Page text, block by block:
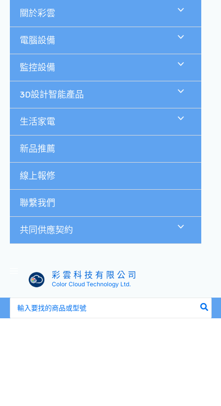
關於彩雲
電腦設備
監控設備
3D設計智能產品
生活家電
新品推薦
線上報修
聯繫我們
共同供應契約
彩 雲 科 技 有 限 公 司
Color Cloud Technology Ltd.
尋：